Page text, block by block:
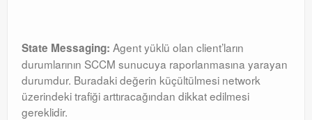
State Messaging: Agent yüklü olan client’ların
durumlarının SCCM sunucuya raporlanmasına yarayan
durumdur. Buradaki değerin küçültülmesi network
üzerindeki trafiği arttıracağından dikkat edilmesi
gereklidir.